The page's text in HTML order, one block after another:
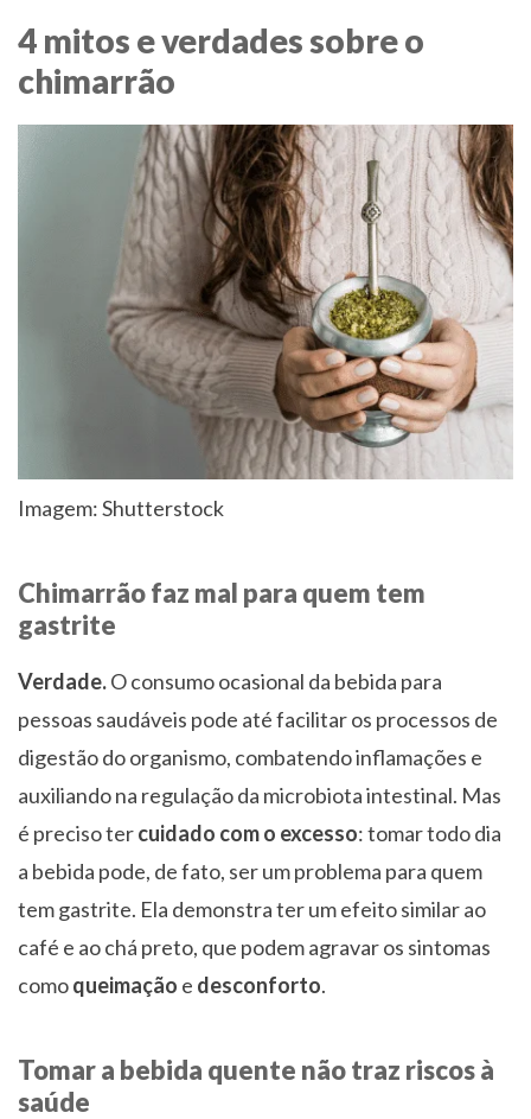
4 mitos e verdades sobre o
chimarrão
Imagem: Shutterstock
Chimarrão faz mal para quem tem
gastrite
Verdade.O consumo ocasional da bebida para
pessoas saudáveis pode até facilitar os processos de
digestão do organismo, combatendo inflamações e
auxiliando na regulação da microbiota intestinal. Mas
é preciso tercuidado com o excesso: tomar todo dia
a bebida pode, de fato, ser um problema para quem
tem gastrite. Ela demonstra ter um efeito similar ao
café e ao chá preto, que podem agravar os sintomas
comoqueimação e desconforto.
Tomar a bebida quente não traz riscos à
saúde